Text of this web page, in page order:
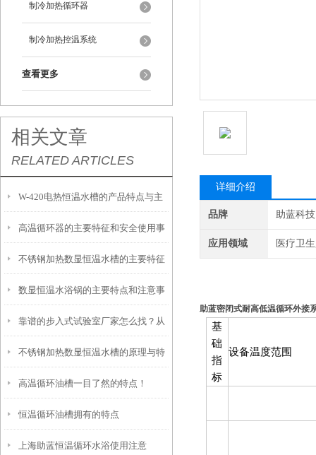
制冷加热循环器
制冷加热控温系统
查看更多
相关文章
RELATED ARTICLES
W-420电热恒温水槽的产品特点与主
要特征概述
高温循环器的主要特征和安全使用事
项
不锈钢加热数显恒温水槽的主要特征
和维护使用
数显恒温水浴锅的主要特点和注意事
项
靠谱的步入式试验室厂家怎么找？从
信誉和资质入手
不锈钢加热数显恒温水槽的原理与特
点是怎样的？
高温循环油槽一目了然的特点！
恒温循环油槽拥有的特点
上海助蓝恒温循环水浴使用注意
详细介绍
品牌 助蓝科技
应用领域 医疗卫
助蓝密闭式耐高低温循环外接
基
础
指
标
设备温度范围